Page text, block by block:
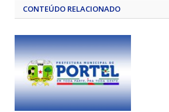
CONTEÚDO RELACIONADO